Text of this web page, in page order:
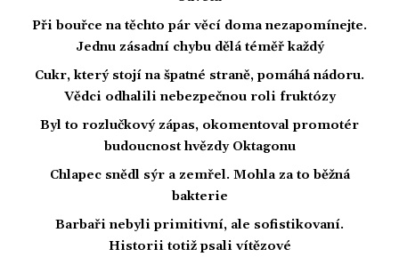
Při bouřce na těchto pár věcí doma nezapomínejte.
Jednu zásadní chybu dělá téměř každý
Cukr, který stojí na špatné straně, pomáhá nádoru.
Vědci odhalili nebezpečnou roli fruktózy
Byl to rozlučkový zápas, okomentoval promotér
budoucnost hvězdy Oktagonu
Chlapec snědl sýr a zemřel. Mohla za to běžná
bakterie
Barbaři nebyli primitivní, ale sofistikovaní.
Historii totiž psali vítězové